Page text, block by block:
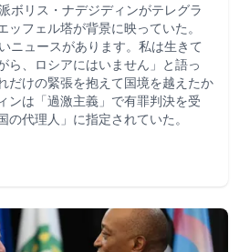
ボリス・ナデジディンがテレグラ
フェル塔が背景に映っていた。
ニュースがあります。私は生きて
ら、ロシアにはいません」と語っ
だけの緊張を抱えて国境を越えたか
ンは「過激主義」で有罪判決を受
代理人」に指定されていた。